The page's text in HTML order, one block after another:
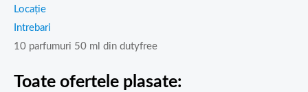
Locație
Intrebari
10 parfumuri 50 ml din dutyfree
Toate ofertele plasate: